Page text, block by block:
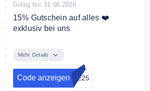
Gültig bis 31.08.2026
15% Gutschein auf alles ❤️
exklusiv bei uns
erhalten Sie 15% Rabatt auf das
gesamte Sortiment.
Mehr Details
Code anzeigen DE25